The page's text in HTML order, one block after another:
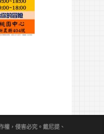
權，侵害必究。戴尼提、